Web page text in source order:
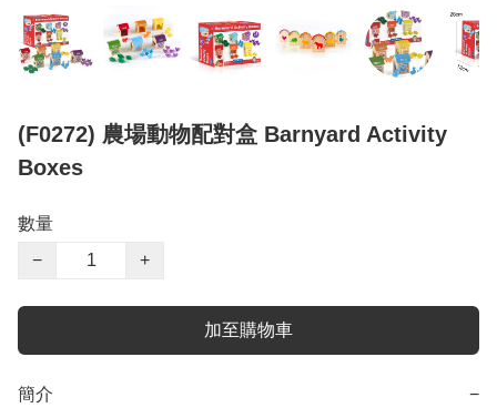
(F0272) 農場動物配對盒 Barnyard Activity
Boxes
數量
−
+
加至購物車
簡介 −